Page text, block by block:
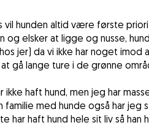
vil hunden altid være første
og elsker at ligge og nusse,
jer) da vi ikke har noget imod
gå lange ture i de grønne
ikke haft hund, men jeg har
familie med hunde også har jeg
har haft hund hele sit liv så han